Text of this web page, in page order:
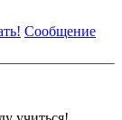
Сообщение